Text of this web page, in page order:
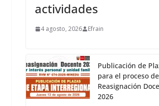
actividades
4 agosto, 2026 Efrain
Publicación de
para el proceso de
Reasignación
2026